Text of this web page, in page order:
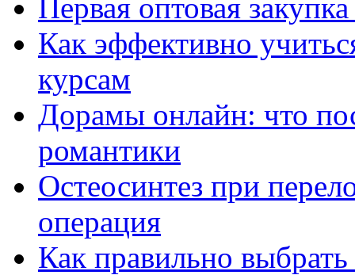
Первая оптовая
Как эффективно
курсам
Дорамы онлайн: что
романтики
Остеосинтез при
операция
Как правильно